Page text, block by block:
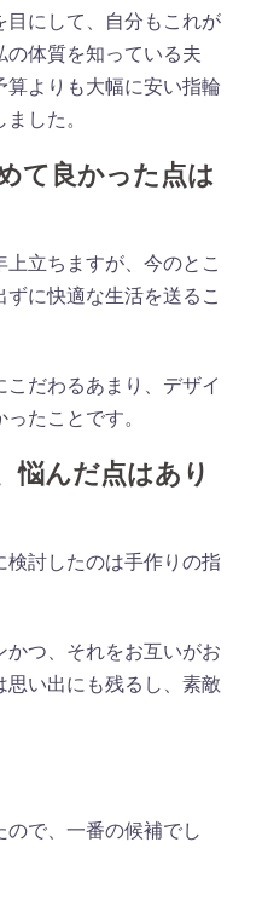
目にして、自分もこれが
体質を知っている夫
算よりも大幅に安い指輪
した。
て良かった点は
立ちますが、今のとこ
に快適な生活を送るこ
だわるあまり、デザイ
たことです。
悩んだ点はあり
討したのは手作りの指
つ、それをお互いがお
い出にも残るし、素敵
で、一番の候補でし